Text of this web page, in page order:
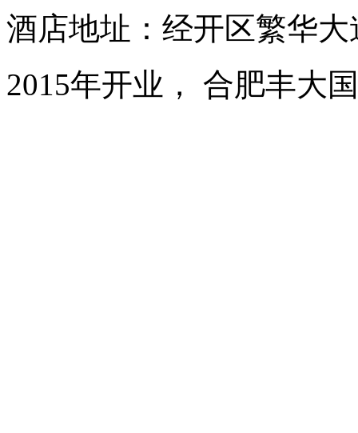
酒店地址：经开区繁华大
2015年开业， 合肥丰